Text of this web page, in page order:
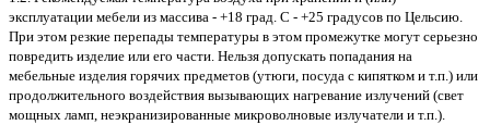
эксплуатации мебели из массива - +18 град. С - +25 градусов по Цельсию.
При этом резкие перепады температуры в этом промежутке могут серьезно
повредить изделие или его части. Нельзя допускать попадания на
мебельные изделия горячих предметов (утюги, посуда с кипятком и т.п.) или
продолжительного воздействия вызывающих нагревание излучений (свет
мощных ламп, неэкранизированные микроволновые излучатели и т.п.).